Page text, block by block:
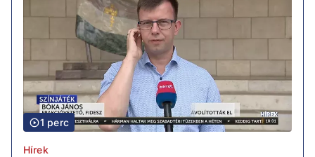
1 perc
Hírek